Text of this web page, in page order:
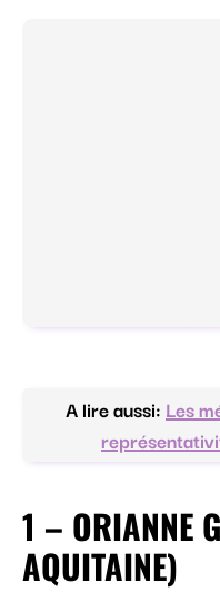
A lire aussi: Les
1 – ORIANNE
AQUITAINE)